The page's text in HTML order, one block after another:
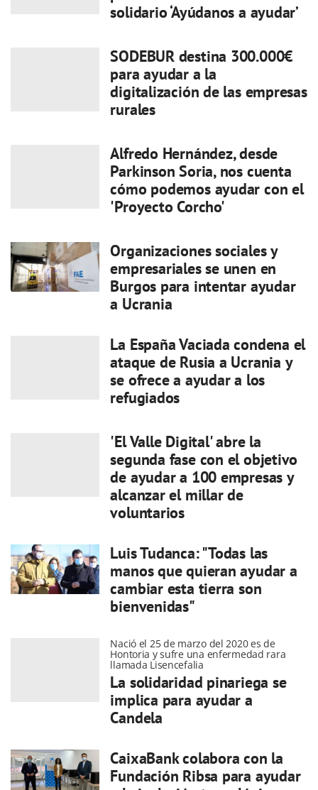
solidario ‘Ayúdanos a ayudar’
SODEBUR destina 300.000€
para ayudar a la
digitalización de las empresas
rurales
Alfredo Hernández, desde
Parkinson Soria, nos cuenta
cómo podemos ayudar con el
'Proyecto Corcho'
Organizaciones sociales y
empresariales se unen en
Burgos para intentar ayudar
a Ucrania
La España Vaciada condena el
ataque de Rusia a Ucrania y
se ofrece a ayudar a los
refugiados
'El Valle Digital' abre la
segunda fase con el objetivo
de ayudar a 100 empresas y
alcanzar el millar de
voluntarios
Luis Tudanca: "Todas las
manos que quieran ayudar a
cambiar esta tierra son
bienvenidas"
Nació el 25 de marzo del 2020 es de
Hontoria y sufre una enfermedad rara
llamada Lisencefalia
La solidaridad pinariega se
implica para ayudar a
Candela
CaixaBank colabora con la
Fundación Ribsa para ayudar